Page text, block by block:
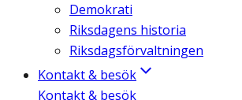
Demokrati
Riksdagens historia
Riksdagsförvaltningen
Kontakt & besök
Kontakt & besök